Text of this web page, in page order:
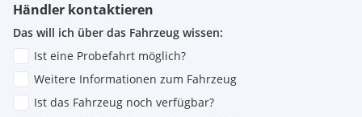
Händler kontaktieren
Das will ich über das Fahrzeug wissen:
Ist eine Probefahrt möglich?
Weitere Informationen zum Fahrzeug
Ist das Fahrzeug noch verfügbar?